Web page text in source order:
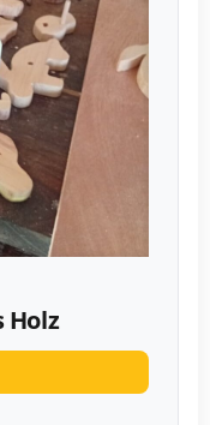
Holz